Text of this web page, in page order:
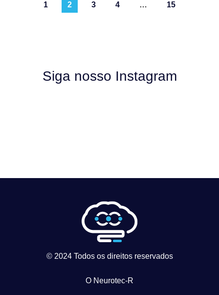
1 2 3 4 … 15
Siga nosso Instagram
© 2024 Todos os direitos reservados
O Neurotec-R